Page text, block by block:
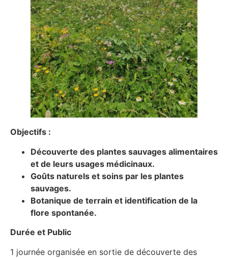
Objectifs :
Découverte des plantes sauvages alimentaires
et de leurs usages médicinaux.
Goûts naturels et soins par les plantes
sauvages.
Botanique de terrain et identification de la
flore spontanée.
Durée et Public
1 journée organisée en sortie de découverte des